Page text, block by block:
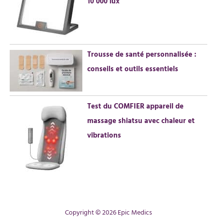
contacter si vous avez
dommage non humain ou
problème fonctionnel. Votre
tranquillité d'esprit est notre
priorité.
Trousse de santé personnalisée :
conseils et outils essentiels
Test du COMFIER appareil de
massage shiatsu avec chaleur et
vibrations
Copyright © 2026 Epic Medics